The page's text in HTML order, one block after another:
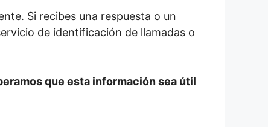
Si recibes una respuesta o un
de identificación de llamadas o
que esta información sea útil